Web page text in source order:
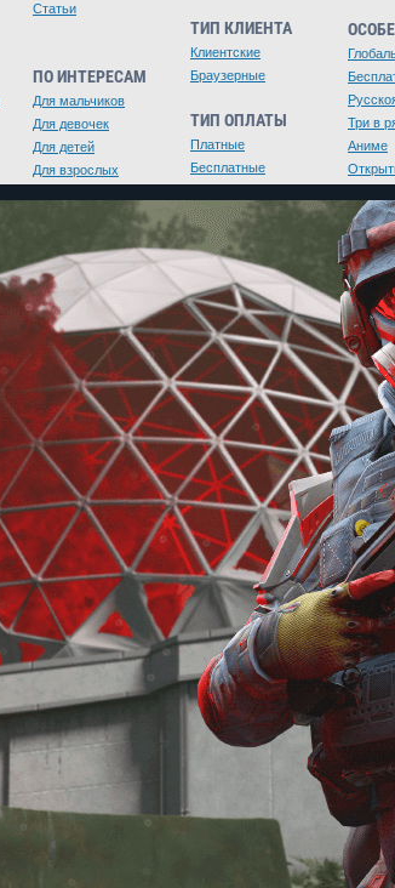
Статьи
ПО ИНТЕРЕСАМ
Для мальчиков
Для девочек
Для детей
Для взрослых
ТИП КЛИЕНТА
Клиентские
Браузерные
ТИП ОПЛАТЫ
Платные
Бесплатные
Три в
Аниме